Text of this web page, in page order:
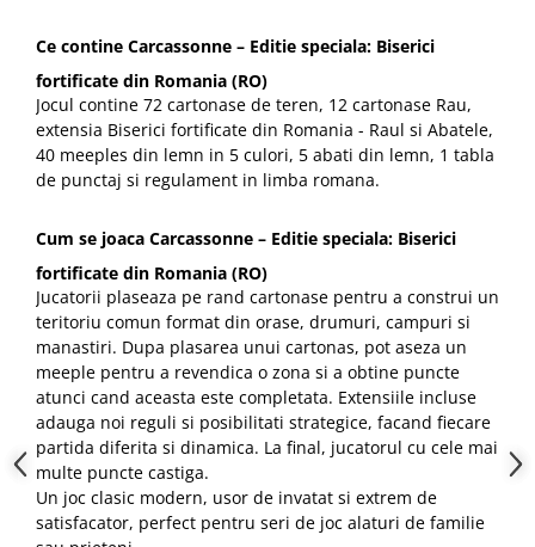
Ce contine Carcassonne – Editie speciala: Biserici
fortificate din Romania (RO)
Jocul contine 72 cartonase de teren, 12 cartonase Rau,
extensia Biserici fortificate din Romania - Raul si Abatele,
40 meeples din lemn in 5 culori, 5 abati din lemn, 1 tabla
de punctaj si regulament in limba romana.
Cum se joaca Carcassonne – Editie speciala: Biserici
fortificate din Romania (RO)
Jucatorii plaseaza pe rand cartonase pentru a construi un
teritoriu comun format din orase, drumuri, campuri si
manastiri. Dupa plasarea unui cartonas, pot aseza un
meeple pentru a revendica o zona si a obtine puncte
atunci cand aceasta este completata. Extensiile incluse
adauga noi reguli si posibilitati strategice, facand fiecare
partida diferita si dinamica. La final, jucatorul cu cele mai
multe puncte castiga.
Un joc clasic modern, usor de invatat si extrem de
satisfacator, perfect pentru seri de joc alaturi de familie